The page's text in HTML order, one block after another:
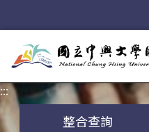
:::
整合查詢